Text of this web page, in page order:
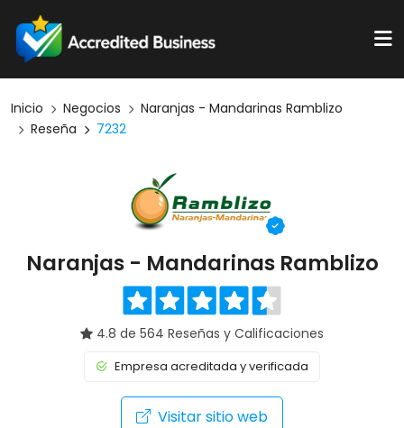
Inicio Negocios
Naranjas - Mandarinas Ramblizo
Reseña
7232
Naranjas - Mandarinas Ramblizo
4.8 de 564 Reseñas y Calificaciones
Empresa acreditada y verificada
Visitar sitio web